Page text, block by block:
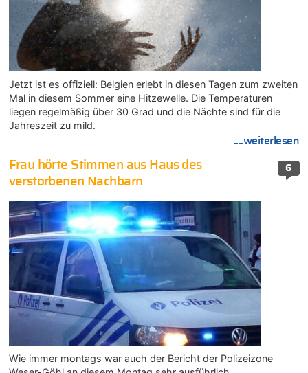
Jetzt ist es offiziell: Belgien erlebt in diesen Tagen zum zweiten
Mal in diesem Sommer eine Hitzewelle. Die Temperaturen
liegen regelmäßig über 30 Grad und die Nächte sind für die
Jahreszeit zu mild.
....weiterlesen
6
Frau hörte Stimmen aus Haus des
verstorbenen Nachbarn
Wie immer montags war auch der Bericht der Polizeizone